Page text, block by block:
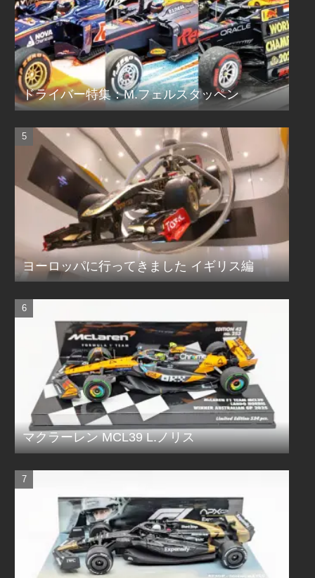
ドライバー特集：M.フェルスタッペン
ヨーロッパに行ってきました イギリス編
マクラーレン MCL39 L.ノリス